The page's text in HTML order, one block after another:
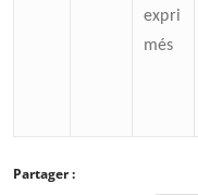
expri
més
Partager :